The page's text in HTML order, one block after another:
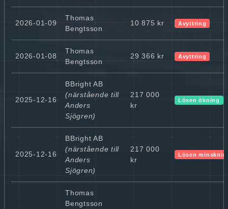
2026-01-09
Thomas
Bengtsson
10 875 kr Avyttring
2026-01-08
Thomas
Bengtsson
29 366 kr Avyttring
2025-12-16
BBright AB
(närstående till
Anders
Sjögren)
217 000
kr
Lösen ökning
2025-12-16
BBright AB
(närstående till
Anders
Sjögren)
217 000
kr
Lösen
Thomas
Bengtsson